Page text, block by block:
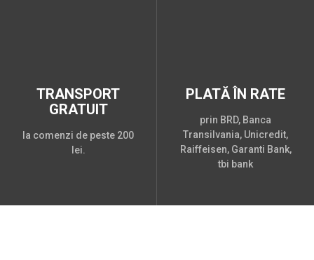
TRANSPORT
GRATUIT
la comenzi de peste 200
lei.
PLATĂ ÎN RATE
prin BRD, Banca
Transilvania, Unicredit,
Raiffeisen, Garanti Bank,
tbi bank